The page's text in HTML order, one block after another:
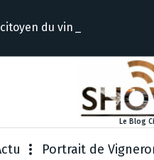
Le Blog
Portrait de